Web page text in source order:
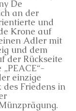
De
an der
und
Krone auf
Adler mit
und dem
der Rückseite
einzige
Friedens in